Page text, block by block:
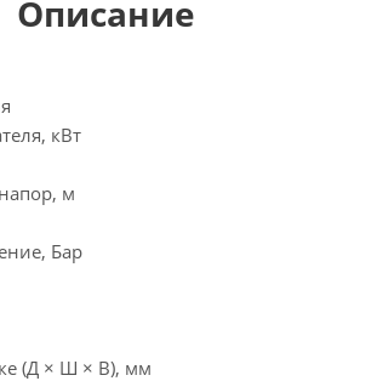
Описание
кВт
м
Бар
(Д × Ш × В), мм